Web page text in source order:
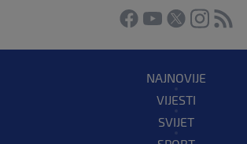
NAJNOVIJE
VIJESTI
SVIJET